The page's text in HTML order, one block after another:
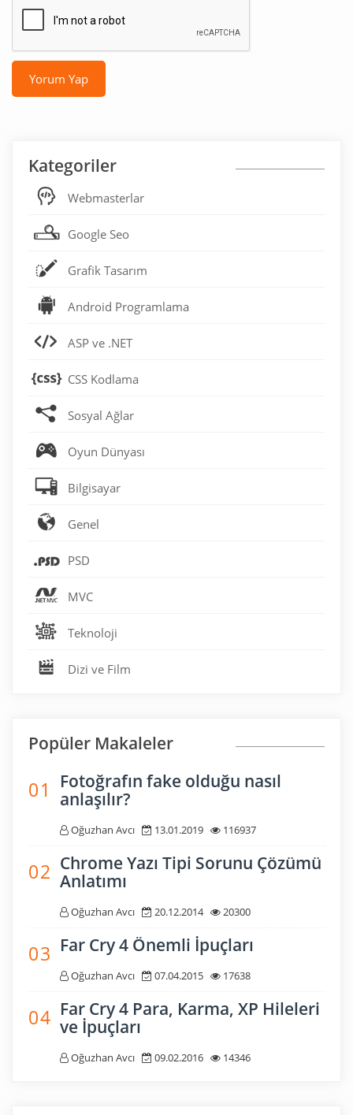
Yorum Yap
Kategoriler
Webmasterlar
Google Seo
Grafik Tasarım
Android Programlama
ASP ve .NET
CSS Kodlama
Sosyal Ağlar
Oyun Dünyası
Bilgisayar
Genel
PSD
MVC
Teknoloji
Dizi ve Film
Popüler Makaleler
0 1
Fotoğrafın fake olduğu nasıl
anlaşılır?
Oğuzhan Avcı 13.01.2019 116937
0 2 Chrome Yazı Tipi Sorunu Çözümü
Anlatımı
Oğuzhan Avcı 20.12.2014 20300
0 3 Far Cry 4 Önemli İpuçları
Oğuzhan Avcı 07.04.2015 17638
0 4 Far Cry 4 Para, Karma, XP Hileleri
ve İpuçları
Oğuzhan Avcı 09.02.2016 14346